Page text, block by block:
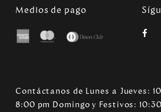
Medios de pago
Contáctanos de Lunes a Jueves:
8:00 pm Domingo y Festivos: